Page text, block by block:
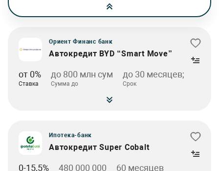
Ориент Финанс банк
Автокредит BYD “Smart Move”
от 0%
Ставка
до 800 млн сум
Сумма до
до 30 месяцев;
Срок
Ипотека-банк
Автокредит Super Cobalt
0-15,5% 480 000 000 60 месяцев